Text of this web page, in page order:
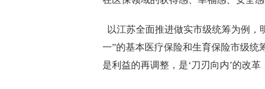
以江苏全面推进做实市级统筹为例，
一”的基本医疗保险和生育保险市级统
是利益的再调整，是‘刀刃向内’的改